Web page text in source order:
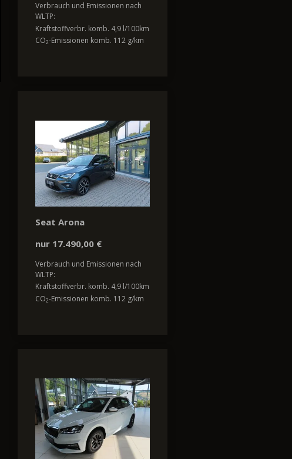
Verbrauch und Emissionen nach
WLTP:
Kraftstoffverbr. komb. 4,9 l/100km
CO2-Emissionen komb. 112 g/km
Seat Arona
nur 17.490,00 €
Verbrauch und Emissionen nach
WLTP:
Kraftstoffverbr. komb. 4,9 l/100km
CO2-Emissionen komb. 112 g/km